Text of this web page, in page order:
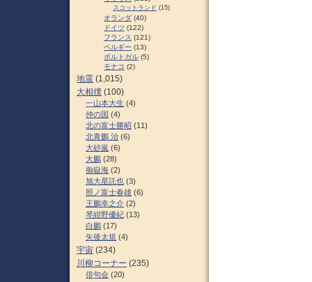
スコットランド (15)
オランダ (40)
ドイツ (122)
フランス (121)
ベルギー (13)
ポルトガル (5)
モナコ (2)
地震 (1,015)
大相撲 (100)
一山本大生 (4)
仲の国 (4)
北の富士勝昭 (11)
北青鵬 治 (6)
大砂嵐 (6)
大鵬 (28)
御嶽海 (2)
旭大星託也 (3)
照ノ富士春雄 (6)
王鵬幸之介 (2)
琴紺野優紀 (13)
白鵬 (17)
矢後太規 (4)
宇宙 (234)
川柳コーナー (235)
俳句会 (20)